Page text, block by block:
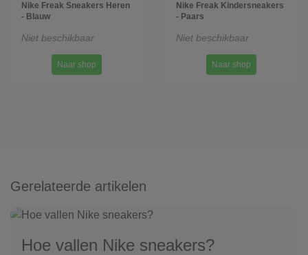
Nike Freak Sneakers Heren
- Blauw
Niet beschikbaar
Naar shop
Nike Freak Kindersneakers
- Paars
Niet beschikbaar
Naar shop
Gerelateerde artikelen
Hoe vallen Nike sneakers?